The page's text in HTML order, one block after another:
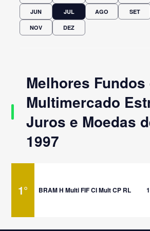
JUN JUL AGO SET
NOV DEZ
Melhores Fundos
Multimercado
Juros e Moedas
1997
1° BRAM H Multi FIF CI Mult CP RL